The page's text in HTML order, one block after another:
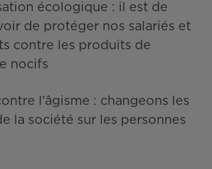
écologique : il est de
de protéger nos salariés et
contre les produits de
nocifs
l’âgisme : changeons les
la société sur les personnes